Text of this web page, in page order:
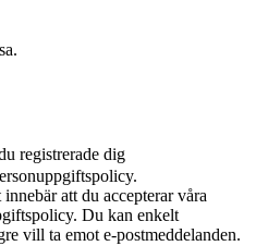
registrerade dig
att du accepterar våra
Du kan enkelt
vill ta emot e-postmeddelanden.